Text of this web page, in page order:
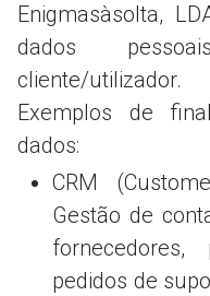
Enigmasàsolta,
dados
cliente/utilizador.
Exemplos de
dados:
CRM
Gestão de
pedidos de